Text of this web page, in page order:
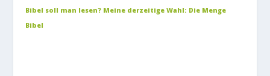
Bibel soll man lesen? Meine derzeitige Wahl: Die Menge
Bibel